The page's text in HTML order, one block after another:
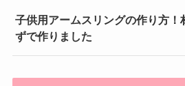
子供用アームスリングの作り方！
ずで作りました